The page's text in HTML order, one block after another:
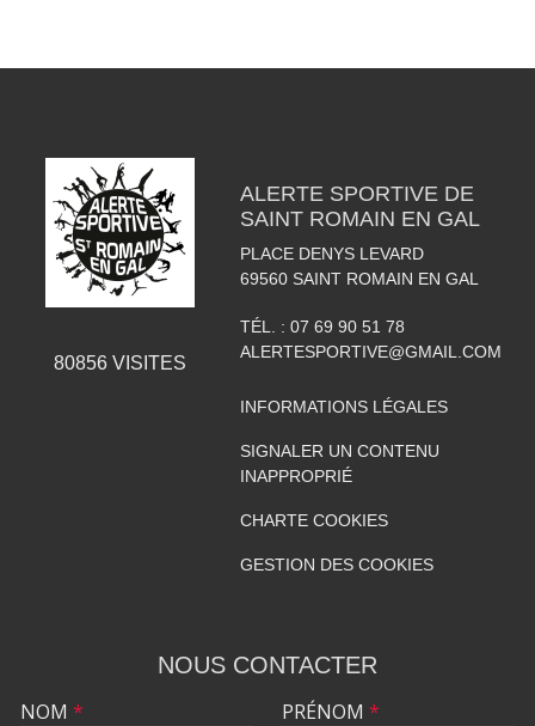
80856VISITES
ALERTE SPORTIVE DE
SAINT ROMAIN EN GAL
PLACE DENYS LEVARD
69560 SAINT ROMAIN EN GAL
TÉL. : 07 69 90 51 78
ALERTESPORTIVE@GMAIL.COM
INFORMATIONS LÉGALES
SIGNALER UN CONTENU
INAPPROPRIÉ
CHARTE COOKIES
GESTION DES COOKIES
NOUS CONTACTER
NOM * PRÉNOM *